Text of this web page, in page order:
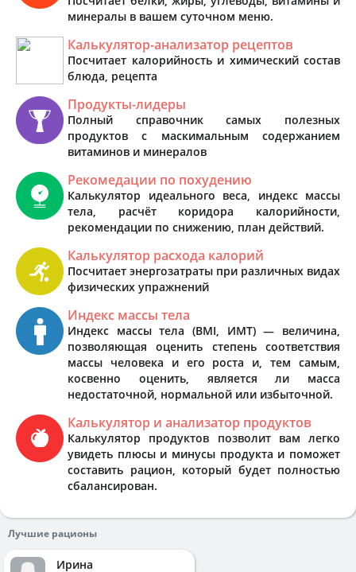
минералы в вашем суточном меню.
Калькулятор-анализатор рецептов
Посчитает калорийность и химический состав
блюда, рецепта
Продукты-лидеры
Полный справочник самых полезных
продуктов с маскимальным содержанием
витаминов и минералов
Рекомедации по похудению
Калькулятор идеального веса, индекс массы
тела, расчёт коридора калорийности,
рекомендации по снижению, план действий.
Калькулятор расхода калорий
Посчитает энергозатраты при различных видах
физических упражнений
Индекс массы тела
Индекс массы тела (BMI, ИМТ) — величина,
позволяющая оценить степень соответствия
массы человека и его роста и, тем самым,
косвенно оценить, является ли масса
недостаточной, нормальной или избыточной.
Калькулятор и анализатор продуктов
Калькулятор продуктов позволит вам легко
увидеть плюсы и минусы продукта и поможет
составить рацион, который будет полностью
сбалансирован.
Лучшие рационы
Ирина